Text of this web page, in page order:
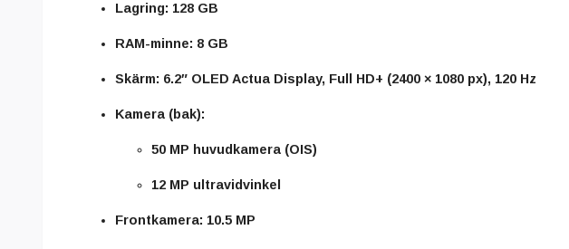
Lagring: 128 GB
RAM-minne: 8 GB
Skärm: 6.2″ OLED Actua Display, Full HD+ (2400 × 1080 px), 120 Hz
Kamera (bak):
50 MP huvudkamera (OIS)
12 MP ultravidvinkel
Frontkamera: 10.5 MP